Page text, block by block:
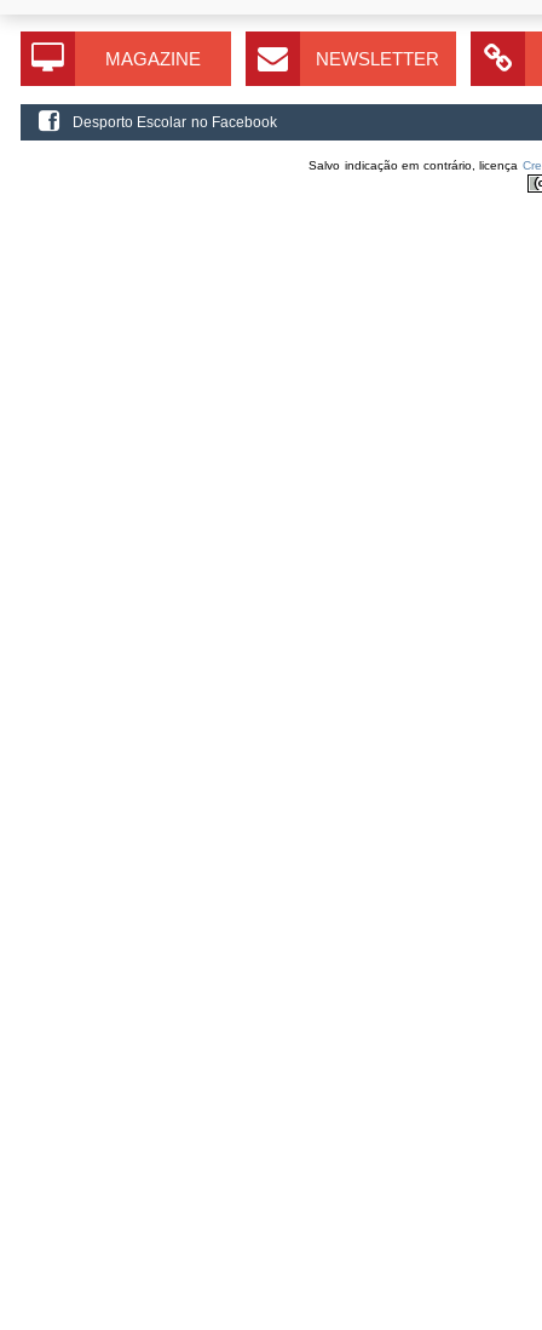
MAGAZINE NEWSLETTER
Desporto Escolar no Facebook
Salvo indicação em contrário, licença